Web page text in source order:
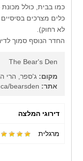
כמו בבית, כולל
כלים מצרכים
לא רחוק).
החדר הנוסף סמוך
The Bear's Den
מקום: ג'ספר, הרי
אתר:
דירוגי המלצה
מרגלית